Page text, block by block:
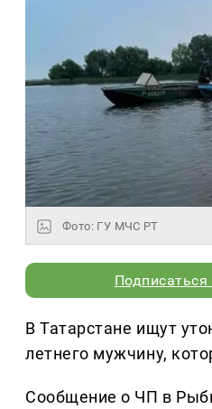
Фото: ГУ МЧС РТ
В Татарстане ищут
летнего мужчину,
Сообщение о ЧП в